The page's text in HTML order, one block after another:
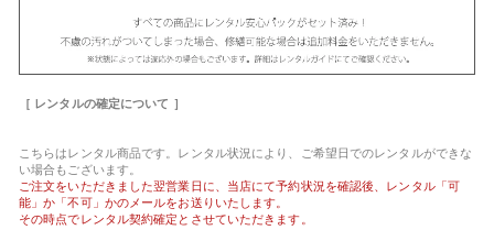
［ レンタルの確定について ］
こちらはレンタル商品です。レンタル状況により、ご希望日でのレンタルができな
い場合もございます。
ご注文をいただきました翌営業日に、当店にて予約状況を確認後、レンタル「可
能」か「不可」かのメールをお送りいたします。
その時点でレンタル契約確定とさせていただきます。